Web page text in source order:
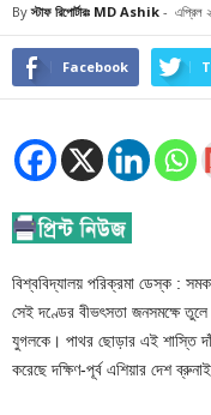
By স্টাফ রিপোর্টারঃ MD Ashik - এপ্রিল
Facebook
বিশ্ববিদ্যালয় পরিক্রমা ডেস্ক :
সেই দণ্ডের বীভৎসতা জনসমক্ষে
যুগলকে। পাথর ছোড়ার এই শাস্তি
করেছে দক্ষিণ-পূর্ব এশিয়ার দেশ